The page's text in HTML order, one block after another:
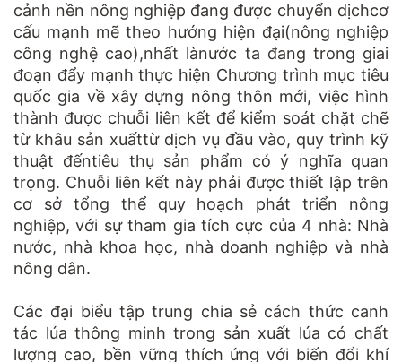
cảnh nền nông nghiệp đang được chuyển dịchcơ
cấu mạnh mẽ theo hướng hiện đại(nông nghiệp
công nghệ cao),nhất lànước ta đang trong giai
đoạn đẩy mạnh thực hiện Chương trình mục tiêu
quốc gia về xây dựng nông thôn mới, việc hình
thành được chuỗi liên kết để kiểm soát chặt chẽ
từ khâu sản xuấttừ dịch vụ đầu vào, quy trình kỹ
thuật đếntiêu thụ sản phẩm có ý nghĩa quan
trọng. Chuỗi liên kết này phải được thiết lập trên
cơ sở tổng thể quy hoạch phát triển nông
nghiệp, với sự tham gia tích cực của 4 nhà: Nhà
nước, nhà khoa học, nhà doanh nghiệp và nhà
nông dân.
Các đại biểu tập trung chia sẻ cách thức canh
tác lúa thông minh trong sản xuất lúa có chất
lượng cao, bền vững thích ứng với biến đổi khí